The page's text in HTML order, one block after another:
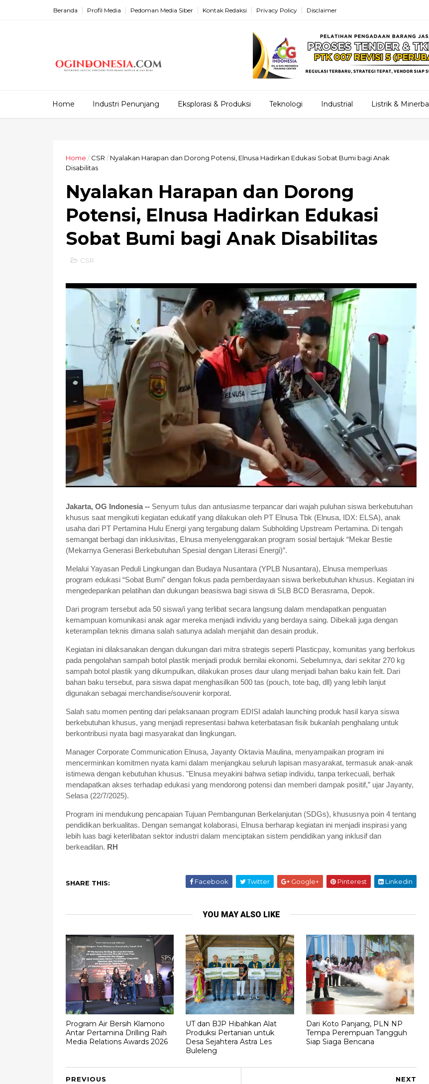
Beranda Profil Media Pedoman Media Siber Kontak Redaksi Privacy Policy Disclaimer
Home Industri Penunjang Eksplorasi & Produksi Teknologi Industrial Listrik & Minerba
Home / CSR / Nyalakan Harapan dan Dorong Potensi, Elnusa Hadirkan Edukasi Sobat Bumi bagi Anak
Disabilitas
Nyalakan Harapan dan Dorong
Potensi, Elnusa Hadirkan Edukasi
Sobat Bumi bagi Anak Disabilitas
CSR
Jakarta, OG Indonesia -- Senyum tulus dan antusiasme terpancar dari wajah puluhan siswa berkebutuhan
khusus saat mengikuti kegiatan edukatif yang dilakukan oleh PT Elnusa Tbk (Elnusa, IDX: ELSA), anak
usaha dari PT Pertamina Hulu Energi yang tergabung dalam Subholding Upstream Pertamina. Di tengah
semangat berbagi dan inklusivitas, Elnusa menyelenggarakan program sosial bertajuk “Mekar Bestie
(Mekarnya Generasi Berkebutuhan Spesial dengan Literasi Energi)”.
Melalui Yayasan Peduli Lingkungan dan Budaya Nusantara (YPLB Nusantara), Elnusa memperluas
program edukasi “Sobat Bumi” dengan fokus pada pemberdayaan siswa berkebutuhan khusus. Kegiatan ini
mengedepankan pelatihan dan dukungan beasiswa bagi siswa di SLB BCD Berasrama, Depok.
Dari program tersebut ada 50 siswa/i yang terlibat secara langsung dalam mendapatkan penguatan
kemampuan komunikasi anak agar mereka menjadi individu yang berdaya saing. Dibekali juga dengan
keterampilan teknis dimana salah satunya adalah menjahit dan desain produk.
Kegiatan ini dilaksanakan dengan dukungan dari mitra strategis seperti Plasticpay, komunitas yang berfokus
pada pengolahan sampah botol plastik menjadi produk bernilai ekonomi. Sebelumnya, dari sekitar 270 kg
sampah botol plastik yang dikumpulkan, dilakukan proses daur ulang menjadi bahan baku kain felt. Dari
bahan baku tersebut, para siswa dapat menghasilkan 500 tas (pouch, tote bag, dll) yang lebih lanjut
digunakan sebagai merchandise/souvenir korporat.
Salah satu momen penting dari pelaksanaan program EDISI adalah launching produk hasil karya siswa
berkebutuhan khusus, yang menjadi representasi bahwa keterbatasan fisik bukanlah penghalang untuk
berkontribusi nyata bagi masyarakat dan lingkungan.
Manager Corporate Communication Elnusa, Jayanty Oktavia Maulina, menyampaikan program ini
mencerminkan komitmen nyata kami dalam menjangkau seluruh lapisan masyarakat, termasuk anak-anak
istimewa dengan kebutuhan khusus. "Elnusa meyakini bahwa setiap individu, tanpa terkecuali, berhak
mendapatkan akses terhadap edukasi yang mendorong potensi dan memberi dampak positif,” ujar Jayanty,
Selasa (22/7/2025).
Program ini mendukung pencapaian Tujuan Pembangunan Berkelanjutan (SDGs), khususnya poin 4 tentang
pendidikan berkualitas. Dengan semangat kolaborasi, Elnusa berharap kegiatan ini menjadi inspirasi yang
lebih luas bagi keterlibatan sektor industri dalam menciptakan sistem pendidikan yang inklusif dan
berkeadilan. RH
SHARE THIS: Facebook Twitter Google+ Pinterest Linkedin
YOU MAY ALSO LIKE
Program Air Bersih Klamono
Antar Pertamina Drilling Raih
Media Relations Awards 2026
UT dan BJP Hibahkan Alat
Produksi Pertanian untuk
Desa Sejahtera Astra Les
Buleleng
Dari Koto Panjang, PLN NP
Tempa Perempuan Tangguh
Siap Siaga Bencana
NEXT
PREVIOUS